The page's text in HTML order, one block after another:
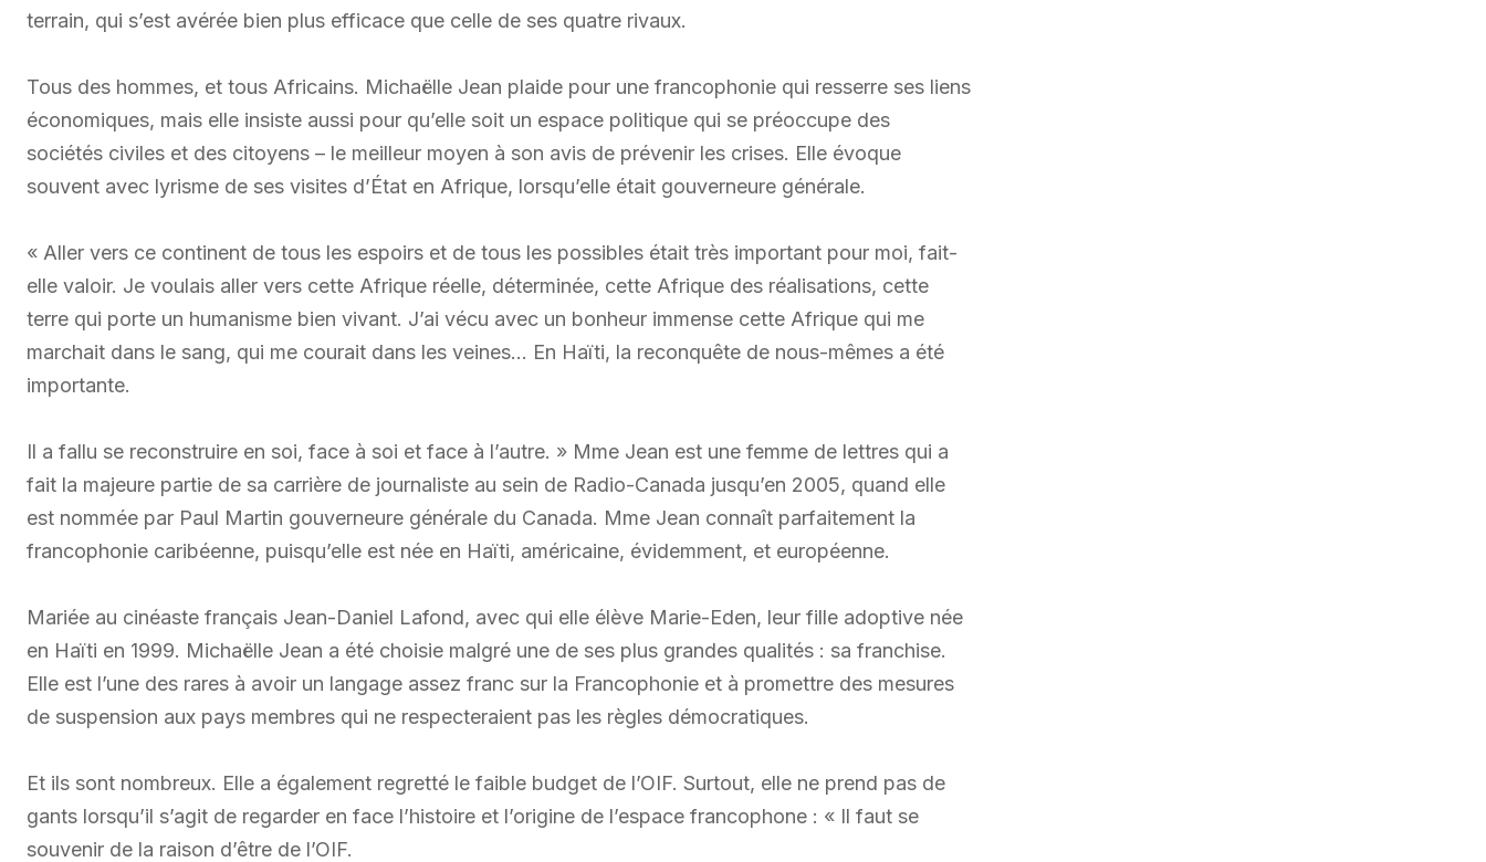
terrain, qui s’est avérée bien plus efficace que celle de ses quatre rivaux.
Tous des hommes, et tous Africains. Michaëlle Jean plaide pour une francophonie qui resserre ses liens
économiques, mais elle insiste aussi pour qu’elle soit un espace politique qui se préoccupe des
sociétés civiles et des citoyens – le meilleur moyen à son avis de prévenir les crises. Elle évoque
souvent avec lyrisme de ses visites d’État en Afrique, lorsqu’elle était gouverneure générale.
« Aller vers ce continent de tous les espoirs et de tous les possibles était très important pour moi, fait-
elle valoir. Je voulais aller vers cette Afrique réelle, déterminée, cette Afrique des réalisations, cette
terre qui porte un humanisme bien vivant. J’ai vécu avec un bonheur immense cette Afrique qui me
marchait dans le sang, qui me courait dans les veines… En Haïti, la reconquête de nous-mêmes a été
importante.
Il a fallu se reconstruire en soi, face à soi et face à l’autre. » Mme Jean est une femme de lettres qui a
fait la majeure partie de sa carrière de journaliste au sein de Radio-Canada jusqu’en 2005, quand elle
est nommée par Paul Martin gouverneure générale du Canada. Mme Jean connaît parfaitement la
francophonie caribéenne, puisqu’elle est née en Haïti, américaine, évidemment, et européenne.
Mariée au cinéaste français Jean-Daniel Lafond, avec qui elle élève Marie-Eden, leur fille adoptive née
en Haïti en 1999. Michaëlle Jean a été choisie malgré une de ses plus grandes qualités : sa franchise.
Elle est l’une des rares à avoir un langage assez franc sur la Francophonie et à promettre des mesures
de suspension aux pays membres qui ne respecteraient pas les règles démocratiques.
Et ils sont nombreux. Elle a également regretté le faible budget de l’OIF. Surtout, elle ne prend pas de
gants lorsqu’il s’agit de regarder en face l’histoire et l’origine de l’espace francophone : « Il faut se
souvenir de la raison d’être de l’OIF.